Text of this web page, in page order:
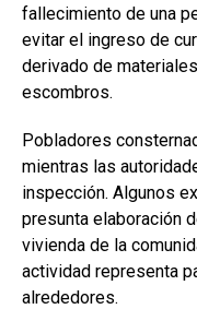
fallecimiento de una
evitar el ingreso de
derivado de
escombros.
Pobladores
mientras las
inspección. Algunos
presunta elaboración
vivienda de la
actividad representa
alrededores.